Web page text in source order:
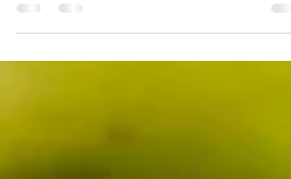
pépites de chocolat. Et avec une coque
chocolat pour...